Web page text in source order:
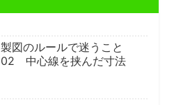
製図のルールで迷うこと
02 中心線を挟んだ寸法